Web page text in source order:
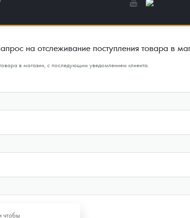
чтобы
на отслеживание поступления товара в
в магазин, с последующим уведомлением клиента.